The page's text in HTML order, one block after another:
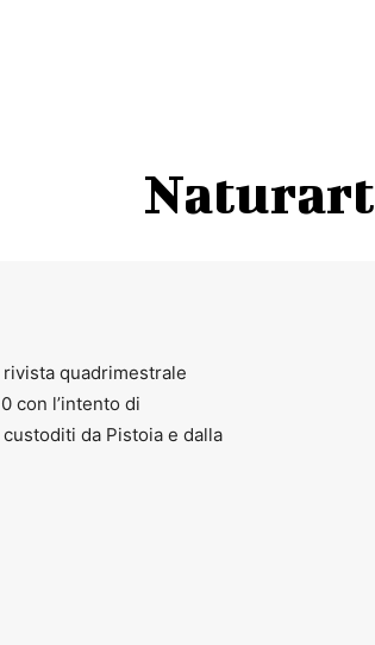
Naturart
quadrimestrale
con l’intento di
da Pistoia e dalla